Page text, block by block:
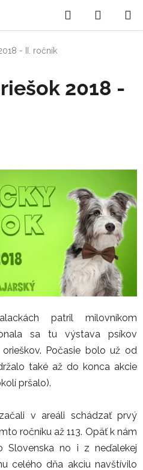
Hľadať
KOŠÍK
- II. ročník
2018 -
patril milovníkom
sa tu výstava psíkov
Počasie bolo už od
také až do konca akcie
pršalo).
v areáli schádzať prvý
ročníku až 113. Opäť k nám
Slovenska no i z neďalekej
celého dňa akciu navštívilo